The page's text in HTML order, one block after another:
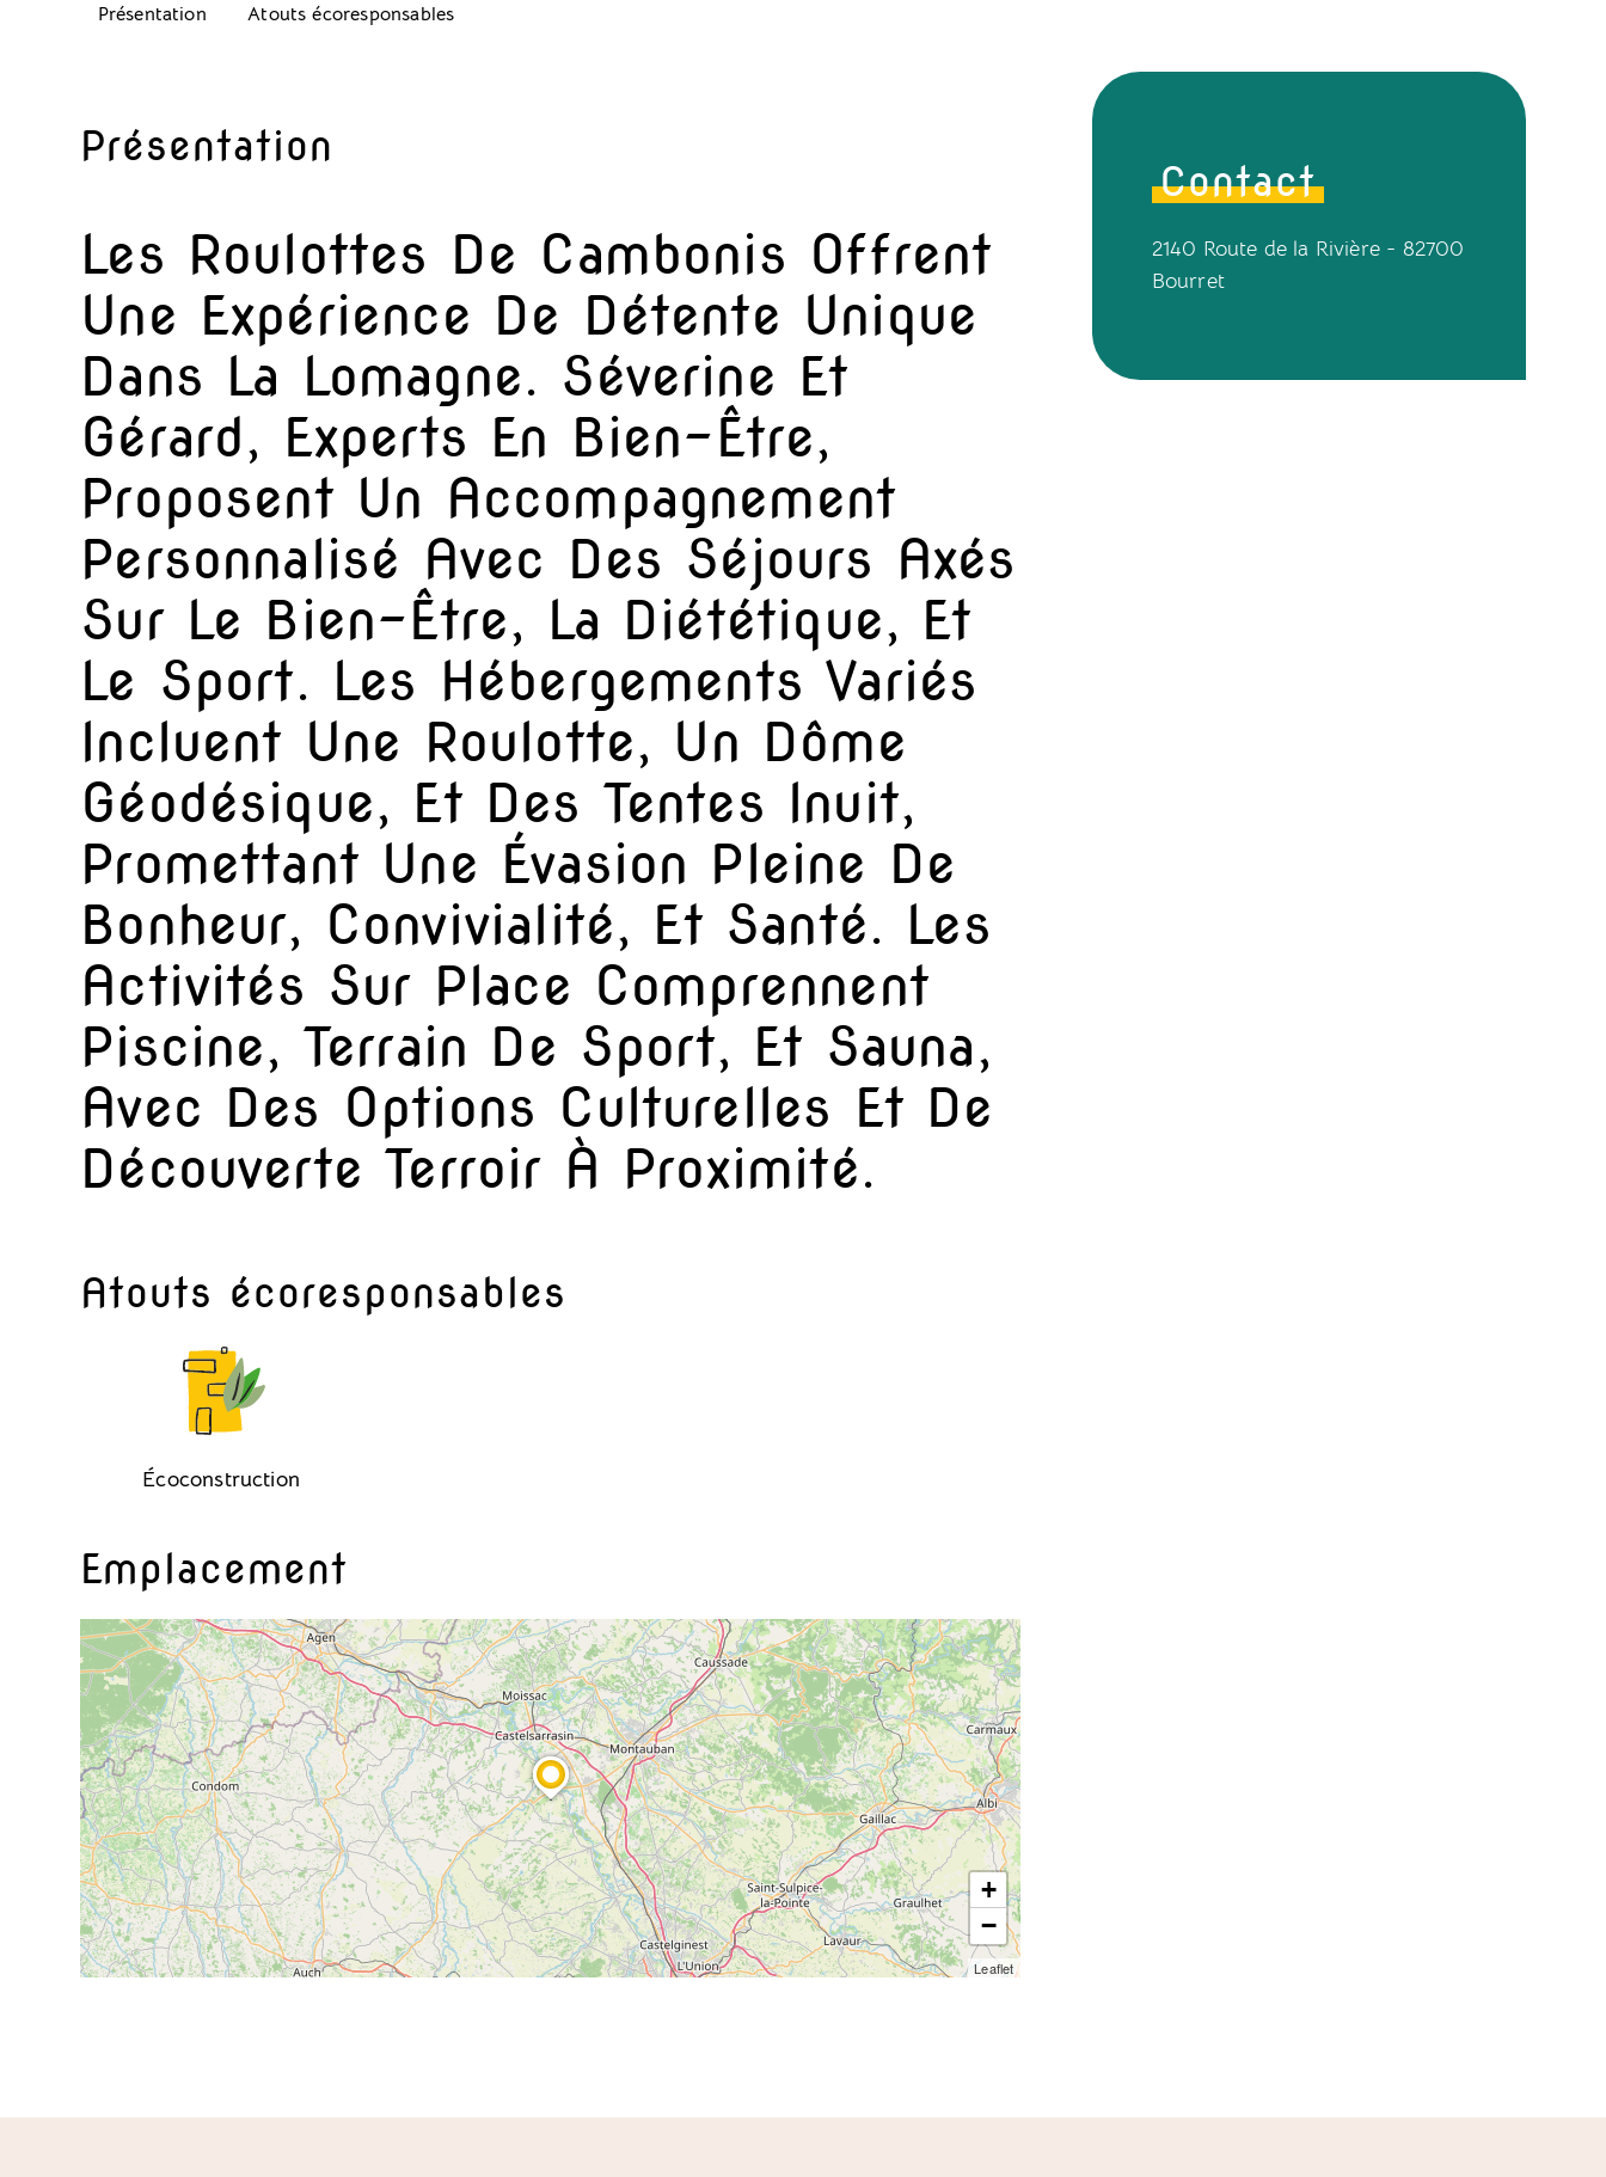
Présentation Atouts écoresponsables
Présentation
Les Roulottes De Cambonis Offrent
Une Expérience De Détente Unique
Dans La Lomagne. Séverine Et
Gérard, Experts En Bien-Être,
Proposent Un Accompagnement
Personnalisé Avec Des Séjours Axés
Sur Le Bien-Être, La Diététique, Et
Le Sport. Les Hébergements Variés
Incluent Une Roulotte, Un Dôme
Géodésique, Et Des Tentes Inuit,
Promettant Une Évasion Pleine De
Bonheur, Convivialité, Et Santé. Les
Activités Sur Place Comprennent
Piscine, Terrain De Sport, Et Sauna,
Avec Des Options Culturelles Et De
Découverte Terroir À Proximité.
Atouts écoresponsables
Écoconstruction
Emplacement
+
−
Leaflet
Contact
2140 Route de la Rivière - 82700
Bourret